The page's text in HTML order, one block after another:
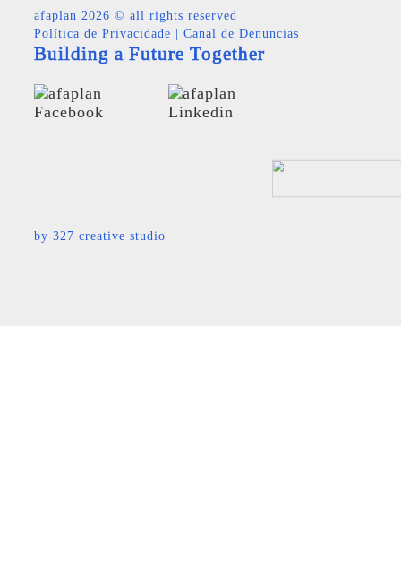
afaplan 2026 © all rights reserved
Política de Privacidade
Canal de Denuncias
Building a Future Together
by 327 creative studio